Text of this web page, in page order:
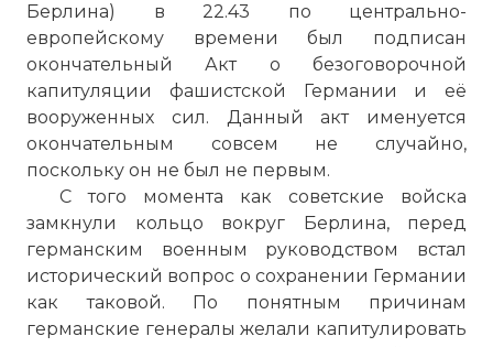
Берлина) в 22.43 по центрально-
европейскому времени был подписан
окончательный Акт о безоговорочной
капитуляции фашистской Германии и её
вооруженных сил. Данный акт именуется
окончательным совсем не случайно,
поскольку он не был не первым.
С того момента как советские войска
замкнули кольцо вокруг Берлина, перед
германским военным руководством встал
исторический вопрос о сохранении Германии
как таковой. По понятным причинам
германские генералы желали капитулировать